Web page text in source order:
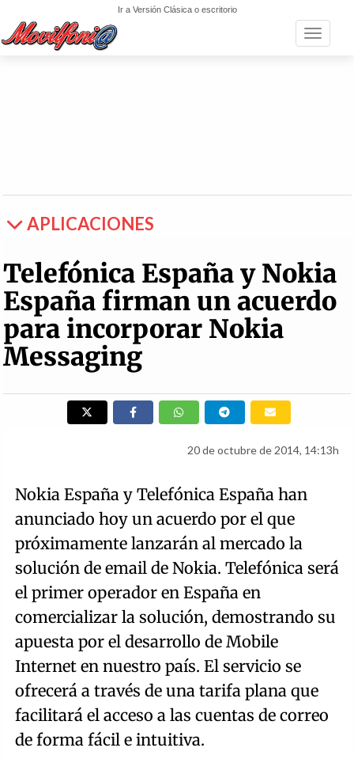
Ir a Versión Clásica o escritorio
Toggle
APLICACIONES
Telefónica España y Nokia
España firman un acuerdo
para incorporar Nokia
Messaging
20 de octubre de 2014, 14:13h
Nokia España y Telefónica España han
anunciado hoy un acuerdo por el que
próximamente lanzarán al mercado la
solución de email de Nokia. Telefónica será
el primer operador en España en
comercializar la solución, demostrando su
apuesta por el desarrollo de Mobile
Internet en nuestro país. El servicio se
ofrecerá a través de una tarifa plana que
facilitará el acceso a las cuentas de correo
de forma fácil e intuitiva.